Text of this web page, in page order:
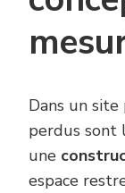
Dans un site
perdus sont
une
espace